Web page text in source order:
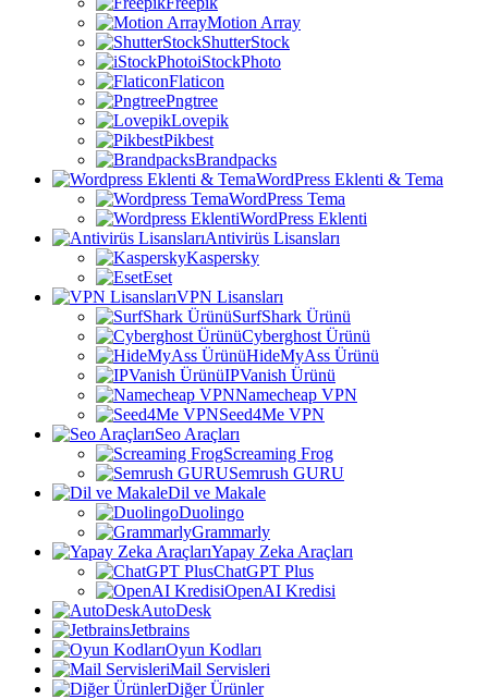
Motion Array
ShutterStock
iStockPhoto
Flaticon
Pngtree
Lovepik
Pikbest
Brandpacks
WordPress Eklenti & Tema
WordPress Tema
WordPress Eklenti
Antivirüs Lisansları
Kaspersky
Eset
VPN Lisansları
SurfShark Ürünü
Cyberghost Ürünü
HideMyAss Ürünü
IPVanish Ürünü
Namecheap VPN
Seed4Me VPN
Seo Araçları
Screaming Frog
Semrush GURU
Dil ve Makale
Duolingo
Grammarly
Yapay Zeka Araçları
ChatGPT Plus
OpenAI Kredisi
AutoDesk
Jetbrains
Oyun Kodları
Mail Servisleri
Diğer Ürünler